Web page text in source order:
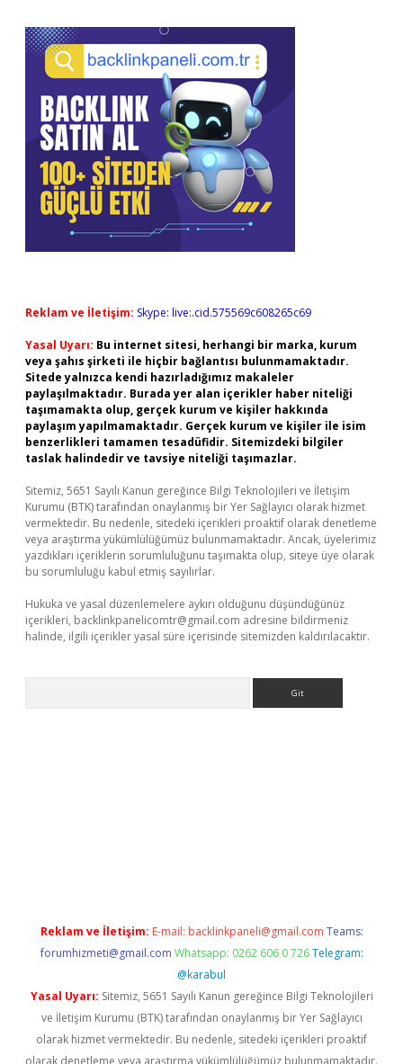
Reklam ve İletişim: Skype: live:.cid.575569c608265c69
Yasal Uyarı: Bu internet sitesi, herhangi bir marka, kurum
veya şahıs şirketi ile hiçbir bağlantısı bulunmamaktadır.
Sitede yalnızca kendi hazırladığımız makaleler
paylaşılmaktadır. Burada yer alan içerikler haber niteliği
taşımamakta olup, gerçek kurum ve kişiler hakkında
paylaşım yapılmamaktadır. Gerçek kurum ve kişiler ile isim
benzerlikleri tamamen tesadüfidir. Sitemizdeki bilgiler
taslak halindedir ve tavsiye niteliği taşımazlar.
Sitemiz, 5651 Sayılı Kanun gereğince Bilgi Teknolojileri ve İletişim
Kurumu (BTK) tarafından onaylanmış bir Yer Sağlayıcı olarak hizmet
vermektedir. Bu nedenle, sitedeki içerikleri proaktif olarak denetleme
veya araştırma yükümlülüğümüz bulunmamaktadır. Ancak, üyelerimiz
yazdıkları içeriklerin sorumluluğunu taşımakta olup, siteye üye olarak
bu sorumluluğu kabul etmiş sayılırlar.
Hukuka ve yasal düzenlemelere aykırı olduğunu düşündüğünüz
içerikleri, backlinkpanelicomtr@gmail.com adresine bildirmeniz
halinde, ilgili içerikler yasal süre içerisinde sitemizden kaldırılacaktır.
Reklam ve İletişim: E-mail: backlinkpaneli@gmail.com Teams:
forumhizmeti@gmail.com Whatsapp: 0262 606 0 726 Telegram:
@karabul
Yasal Uyarı: Sitemiz, 5651 Sayılı Kanun gereğince Bilgi Teknolojileri
ve İletişim Kurumu (BTK) tarafından onaylanmış bir Yer Sağlayıcı
olarak hizmet vermektedir. Bu nedenle, sitedeki içerikleri proaktif
olarak denetleme veya araştırma yükümlülüğümüz bulunmamaktadır.